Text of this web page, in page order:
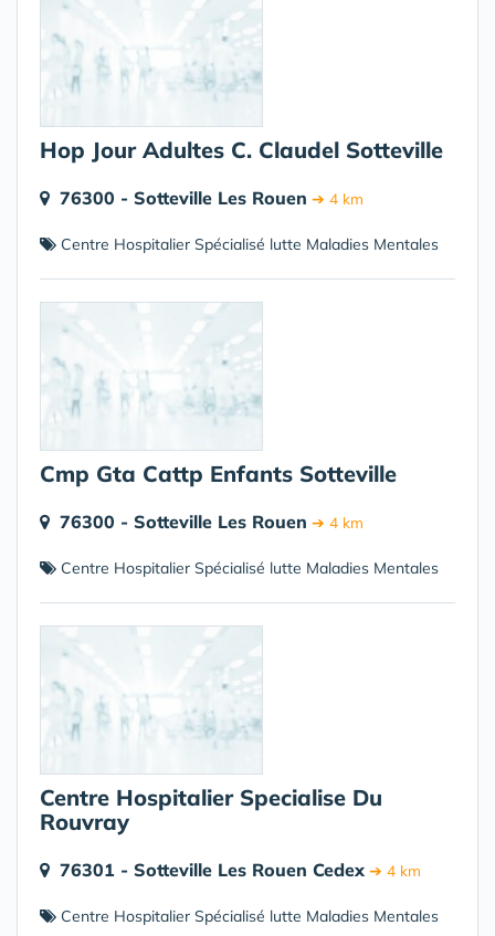
Hop Jour Adultes C. Claudel Sotteville
76300 - Sotteville Les Rouen ➔ 4 km
Centre Hospitalier Spécialisé lutte Maladies Mentales
Cmp Gta Cattp Enfants Sotteville
76300 - Sotteville Les Rouen ➔ 4 km
Centre Hospitalier Spécialisé lutte Maladies Mentales
Centre Hospitalier Specialise Du
Rouvray
76301 - Sotteville Les Rouen Cedex ➔ 4 km
Centre Hospitalier Spécialisé lutte Maladies Mentales